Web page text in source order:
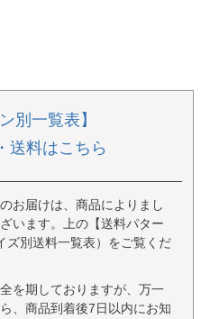
別一覧表】
送料はこちら
お届けは、商品によりまし
います。上の【送料パター
ズ別送料一覧表）をご覧くだ
を期しておりますが、万一
、商品到着後7日以内にお知